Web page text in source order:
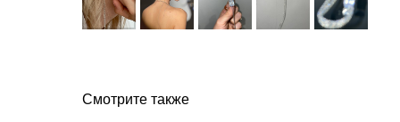
Смотрите также